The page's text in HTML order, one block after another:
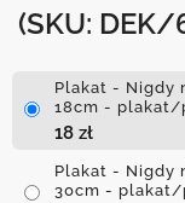
(SKU: DEK/
Plakat - Nigdy
18cm - plakat/
18 zł
Plakat - Nigdy
30cm - plakat/